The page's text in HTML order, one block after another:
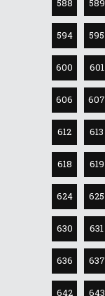
594 595
600 601
606 607
612 613
618 619
624 625
630 631
636 637
642 643